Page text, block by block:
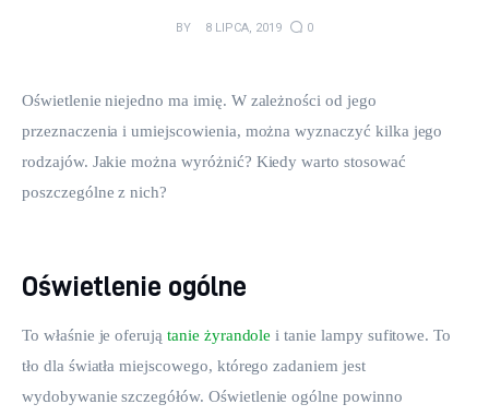
Lifestyle
BY 8 LIPCA, 2019 0
Oświetlenie niejedno ma imię. W zależności od jego
przeznaczenia i umiejscowienia, można wyznaczyć kilka jego
rodzajów. Jakie można wyróżnić? Kiedy warto stosować
poszczególne z nich?
Oświetlenie ogólne
To właśnie je oferują tanie żyrandole i tanie lampy sufitowe. To
tło dla światła miejscowego, którego zadaniem jest
wydobywanie szczegółów. Oświetlenie ogólne powinno